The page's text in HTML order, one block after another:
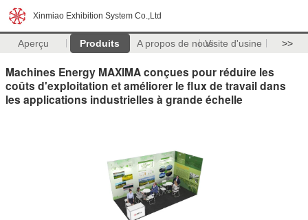
Xinmiao Exhibition System Co.,Ltd
Aperçu Produits A propos de nousVisite d'usine >>
Machines Energy MAXIMA conçues pour réduire les
coûts d'exploitation et améliorer le flux de travail dans
les applications industrielles à grande échelle